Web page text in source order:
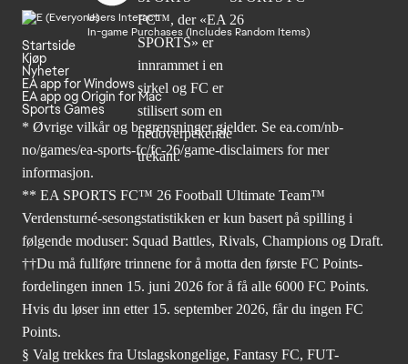
Users Interact
In-game Purchases (Includes Random Items)
Startside
Kjøp
Nyheter
EA app for Windows
EA app og Origin for Mac
Sports Games
* Øvrige vilkår og begrensninger gjelder. Se ea.com/nb-
no/games/ea-sports-fc/fc-26/game-disclaimers for mer
informasjon.
** EA SPORTS FC™ 26 Football Ultimate Team™
Verdensturné-sesongstatistikken er kun basert på spilling i
følgende moduser: Squad Battles, Rivals, Champions og Draft.
††Du må fullføre trinnene for å motta den første FC Points-
fordelingen innen 15. juni 2026 for å få alle 6000 FC Points.
Hvis du løser inn etter 15. september 2026, får du ingen FC
Points.
§ Valg trekkes fra Utslagskongelige, Fantasy FC, FUT-